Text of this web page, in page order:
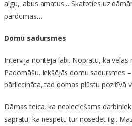
algu, labus amatus… Skatoties uz
pārdomas…
Domu sadursmes
Intervija noritēja labi. Nopratu, ka vēlas
Padomāšu. Iekšējās domu sadursmes
pārliecināta, tad domas plūstu pozitīvā
Dāmas teica, ka nepieciešams
sapratu, ka nespētu tur nosēdēt ilgi.